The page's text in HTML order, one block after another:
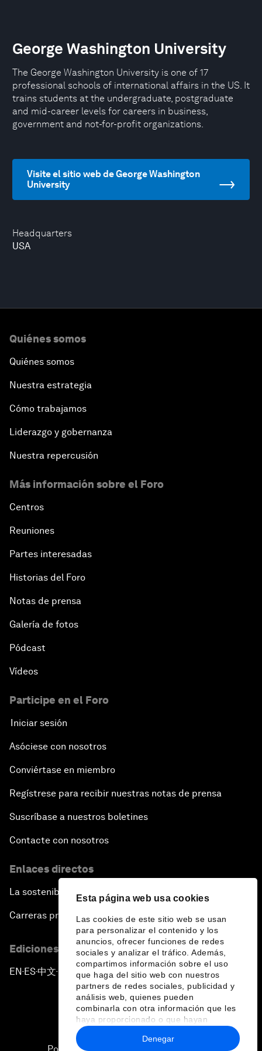
Esta página web usa cookies
Las cookies de este sitio web se usan
para personalizar el contenido y los
anuncios, ofrecer funciones de redes
sociales y analizar el tráfico. Además,
compartimos información sobre el uso
que haga del sitio web con nuestros
partners de redes sociales, publicidad y
análisis web, quienes pueden
combinarla con otra información que les
haya proporcionado o que hayan
recopilado a partir del uso que haya
hecho de sus servicios.
Denegar
Headquarters
USA
George Washington University
The George Washington University is one of 17
professional schools of international affairs in the US. It
trains students at the undergraduate, postgraduate
and mid-career levels for careers in business,
government and not-for-profit organizations.
Visite el sitio web de George Washington
University
Quiénes somos
Quiénes somos
Nuestra estrategia
Cómo trabajamos
Liderazgo y gobernanza
Nuestra repercusión
Más información sobre el Foro
Centros
Reuniones
Partes interesadas
Historias del Foro
Notas de prensa
Galería de fotos
Pódcast
Vídeos
Participe en el Foro
Iniciar sesión
Asóciese con nosotros
Conviértase en miembro
Regístrese para recibir nuestras notas de prensa
Suscríbase a nuestros boletines
Contacte con nosotros
Enlaces directos
La sostenibilidad en el Foro
Carreras profesionales
Ediciones en otros idiomas
EN ▪ES▪中文▪ 日本語